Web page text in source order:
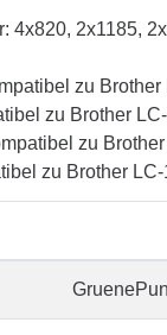
4x820, 2x1185,
zu
zu Brother
zu
zu Brother